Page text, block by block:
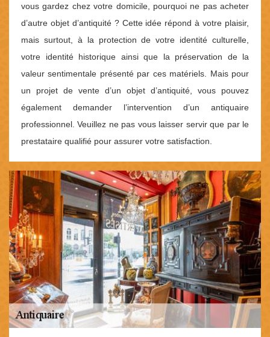
vous gardez chez votre domicile, pourquoi ne pas acheter
d’autre objet d’antiquité ? Cette idée répond à votre plaisir,
mais surtout, à la protection de votre identité culturelle,
votre identité historique ainsi que la préservation de la
valeur sentimentale présenté par ces matériels. Mais pour
un projet de vente d’un objet d’antiquité, vous pouvez
également demander l’intervention d’un antiquaire
professionnel. Veuillez ne pas vous laisser servir que par le
prestataire qualifié pour assurer votre satisfaction.